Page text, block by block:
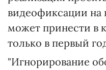
видеофиксации на
может принести в
только в первый
"Игнорирование